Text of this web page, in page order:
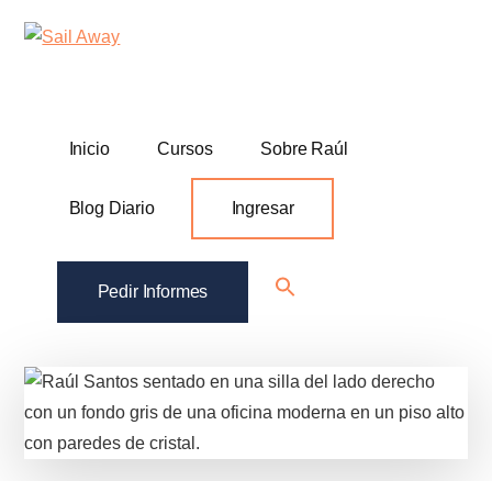
Additional
menu
Sail
Academia
Inicio
Cursos Sobre Raúl
Blog Diario Ingresar
Pedir Informes
Search